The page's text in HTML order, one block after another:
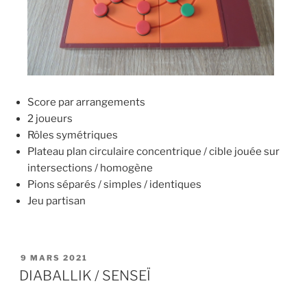
Score par arrangements
2 joueurs
Rôles symétriques
Plateau plan circulaire concentrique / cible jouée sur
intersections / homogène
Pions séparés / simples / identiques
Jeu partisan
9 MARS 2021
DIABALLIK / SENSEÏ